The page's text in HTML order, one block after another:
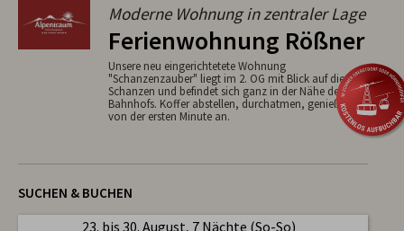
Angebote
Tipps
Service
Moderne Wohnung in zentraler Lage
Ferienwohnung Rößner
Unsere neu eingerichtetete Wohnung
"Schanzenzauber" liegt im 2. OG mit Blick auf die
Schanzen und befindet sich ganz in der Nähe des
Bahnhofs. Koffer abstellen, durchatmen, genießen...
von der ersten Minute an.
SUCHEN & BUCHEN
23. bis 30. August, 7 Nächte (So-So)